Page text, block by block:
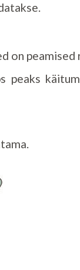
on peamised
peaks